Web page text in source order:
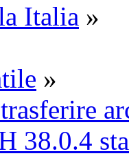
Italia »
»
38.0.4